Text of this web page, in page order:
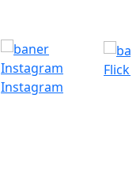
Instagram
Flickr